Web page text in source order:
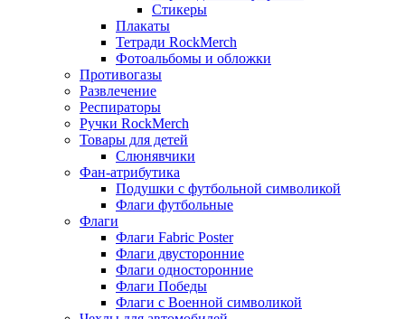
Стикеры
Плакаты
Тетради RockMerch
Фотоальбомы и обложки
Противогазы
Развлечение
Респираторы
Ручки RockMerch
Товары для детей
Слюнявчики
Фан-атрибутика
Подушки с футбольной символикой
Флаги футбольные
Флаги
Флаги Fabric Poster
Флаги двусторонние
Флаги односторонние
Флаги Победы
Флаги с Военной символикой